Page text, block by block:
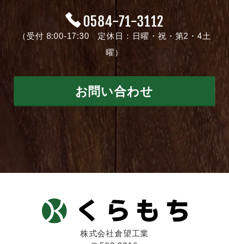
0584-71-3112
（受付 8:00-17:30 定休日：日曜・祝・第2・4土
曜）
お問い合わせ
株式会社倉望工業